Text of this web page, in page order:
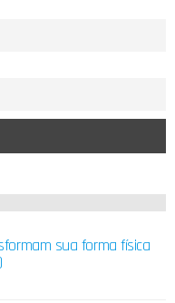
sua forma física